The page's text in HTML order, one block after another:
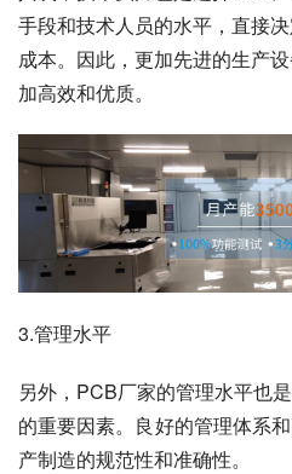
手段和技术人员的水平，直接
成本。因此，更加先进的生产
加高效和优质。
3.管理水平
另外，PCB厂家的管理水平也
的重要因素。良好的管理体系
产制造的规范性和准确性。